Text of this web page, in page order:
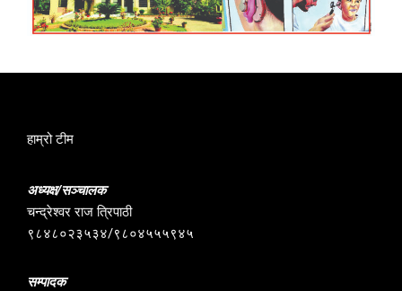
हाम्रो टीम
अध्यक्ष/सञ्चालक
चन्द्रेश्वर राज त्रिपाठी
९८४८०२३५३४/९८०४५५५९४५
सम्पादक